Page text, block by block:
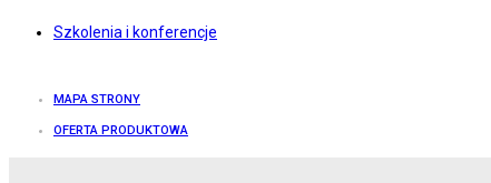
Szkolenia i konferencje
MAPA STRONY
OFERTA PRODUKTOWA